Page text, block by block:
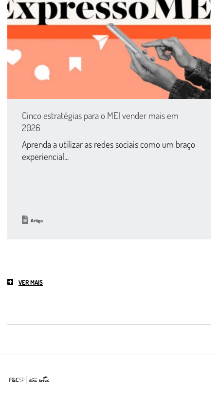
Cinco estratégias para o MEI vender mais em
2026
Aprenda a utilizar as redes sociais como um braço
experiencial...
Artigo
VER MAIS